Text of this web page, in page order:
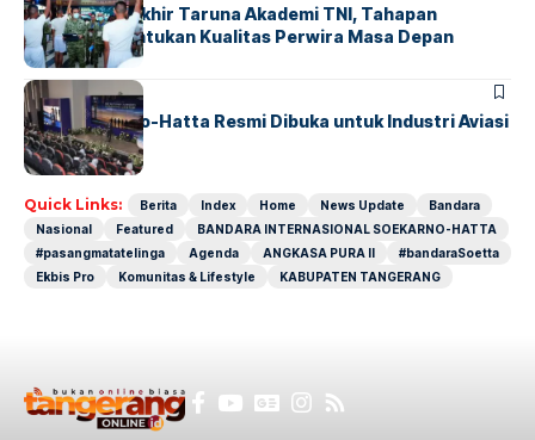
Sidang Pantukhir Taruna Akademi TNI, Tahapan
Strategis Tentukan Kualitas Perwira Masa Depan
BANDARA BERITA
IALC Soekarno-Hatta Resmi Dibuka untuk Industri Aviasi
Dunia
Quick Links: Berita Index Home News Update
Bandara
Nasional
Featured
BANDARA INTERNASIONAL SOEKARNO-HATTA
#pasangmatatelinga
Agenda ANGKASA PURA II
#bandaraSoetta
Ekbis Pro
Komunitas & Lifestyle KABUPATEN TANGERANG